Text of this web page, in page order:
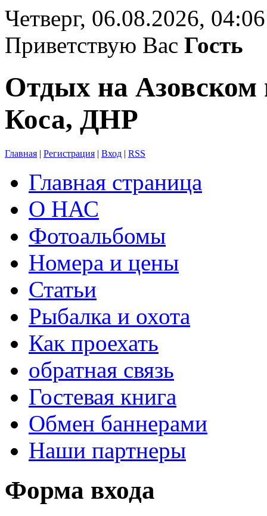
Четверг, 06.08.2026, 04:06
Приветствую Вас Гость
Отдых на Азовском
Коса, ДНР
Главная | Регистрация | Вход | RSS
Главная страница
О НАС
Фотоальбомы
Номера и цены
Статьи
Рыбалка и охота
Как проехать
обратная связь
Гостевая книга
Обмен баннерами
Наши партнеры
Форма входа